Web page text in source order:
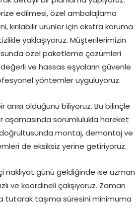
edilmesi, özel ambalajlama
kırılabilir ürünler için ekstra koruma
yaklaşıyoruz. Müşterilerimizin
özel paketleme çözümleri
ve hassas eşyaların güvenle
yöntemler uyguluyoruz.
anısı olduğunu biliyoruz. Bu bilinçle
aşamasında sorumlulukla hareket
montaj, demontaj ve
de eksiksiz yerine getiriyoruz.
nakliyat günü geldiğinde ise uzman
ve koordineli çalışıyoruz. Zaman
tutarak taşıma süresini minimuma